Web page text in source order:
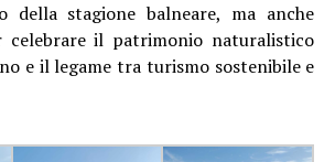
della stagione balneare, ma anche
celebrare il patrimonio naturalistico
e il legame tra turismo sostenibile e